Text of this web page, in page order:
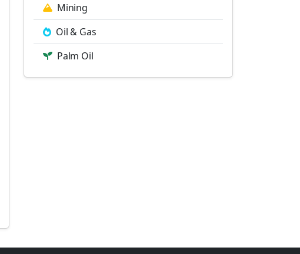
Mining
Oil & Gas
Palm Oil